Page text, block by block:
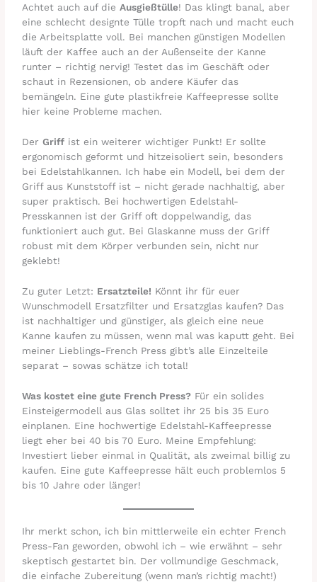
Achtet auch auf dieAusgießtülle! Das klingt banal, aber
eine schlecht designte Tülle tropft nach und macht euch
die Arbeitsplatte voll. Bei manchen günstigen Modellen
läuft der Kaffee auch an der Außenseite der Kanne
runter – richtig nervig! Testet das im Geschäft oder
schaut in Rezensionen, ob andere Käufer das
bemängeln. Eine gute plastikfreie Kaffeepresse sollte
hier keine Probleme machen.
DerGriff ist ein weiterer wichtiger Punkt! Er sollte
ergonomisch geformt und hitzeisoliert sein, besonders
bei Edelstahlkannen. Ich habe ein Modell, bei dem der
Griff aus Kunststoff ist – nicht gerade nachhaltig, aber
super praktisch. Bei hochwertigen Edelstahl-
Presskannen ist der Griff oft doppelwandig, das
funktioniert auch gut. Bei Glaskanne muss der Griff
robust mit dem Körper verbunden sein, nicht nur
geklebt!
Zu guter Letzt: Ersatzteile! Könnt ihr für euer
Wunschmodell Ersatzfilter und Ersatzglas kaufen? Das
ist nachhaltiger und günstiger, als gleich eine neue
Kanne kaufen zu müssen, wenn mal was kaputt geht. Bei
meiner Lieblings-French Press gibt’s alle Einzelteile
separat – sowas schätze ich total!
Was kostet eine gute French Press? Für ein solides
Einsteigermodell aus Glas solltet ihr 25 bis 35 Euro
einplanen. Eine hochwertige Edelstahl-Kaffeepresse
liegt eher bei 40 bis 70 Euro. Meine Empfehlung:
Investiert lieber einmal in Qualität, als zweimal billig zu
kaufen. Eine gute Kaffeepresse hält euch problemlos 5
bis 10 Jahre oder länger!
Ihr merkt schon, ich bin mittlerweile ein echter French
Press-Fan geworden, obwohl ich – wie erwähnt – sehr
skeptisch gestartet bin. Der vollmundige Geschmack,
die einfache Zubereitung (wenn man’s richtig macht!)